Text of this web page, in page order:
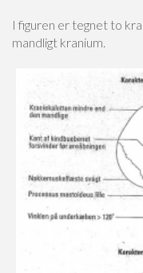
I figuren er tegnet to
mandligt kranium.